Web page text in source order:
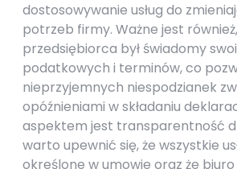
dostosowywanie usług do
potrzeb firmy. Ważne jest
przedsiębiorca był świadomy
podatkowych i terminów, co
nieprzyjemnych niespodzianek
opóźnieniami w składaniu
aspektem jest transparentność
warto upewnić się, że wszystkie
określone w umowie oraz że